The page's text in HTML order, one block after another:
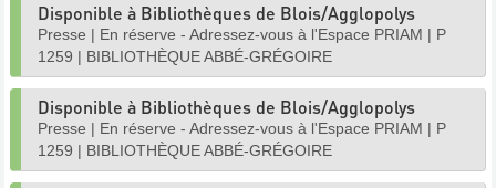
Disponible à Bibliothèques de Blois/Agglopolys
Presse | En réserve - Adressez-vous à l'Espace PRIAM | P
1259 | BIBLIOTHÈQUE ABBÉ-GRÉGOIRE
Disponible à Bibliothèques de Blois/Agglopolys
Presse | En réserve - Adressez-vous à l'Espace PRIAM | P
1259 | BIBLIOTHÈQUE ABBÉ-GRÉGOIRE